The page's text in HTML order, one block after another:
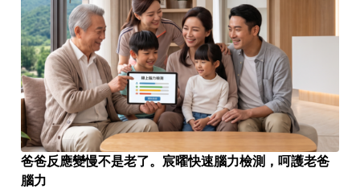
爸爸反應變慢不是老了。宸曜快速腦力檢測，呵護老爸
腦力